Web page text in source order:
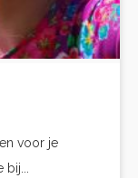
voor je